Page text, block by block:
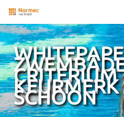
main
content
CRITERIUM
SCHOON